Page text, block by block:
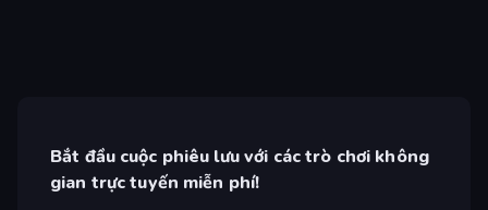
Bắt đầu cuộc phiêu lưu với các trò chơi không
gian trực tuyến miễn phí!